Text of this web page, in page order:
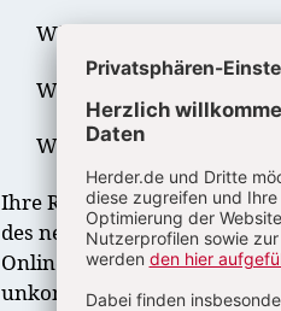
Wie gut lässt sich die
Wie erleben Sie Sprache
Wo sehen Sie Stärken –
Ihre Rückmeldungen sind
des neuenBenediktionale.
Onlineumfrage (siehe am
unkompliziert mitteilen.